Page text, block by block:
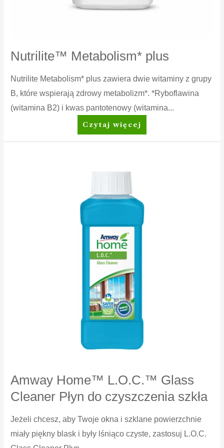
Nutrilite™ Metabolism* plus
Nutrilite Metabolism* plus zawiera dwie witaminy z grupy
B, które wspierają zdrowy metabolizm*. *Ryboflawina
(witamina B2) i kwas pantotenowy (witamina...
Nutrilite™
Metabolism*
Czytaj więcej
Amway Home™ L.O.C.™ Glass
Cleaner Płyn do czyszczenia szkła
Jeżeli chcesz, aby Twoje okna i szklane powierzchnie
miały piękny blask i były lśniąco czyste, zastosuj L.O.C.